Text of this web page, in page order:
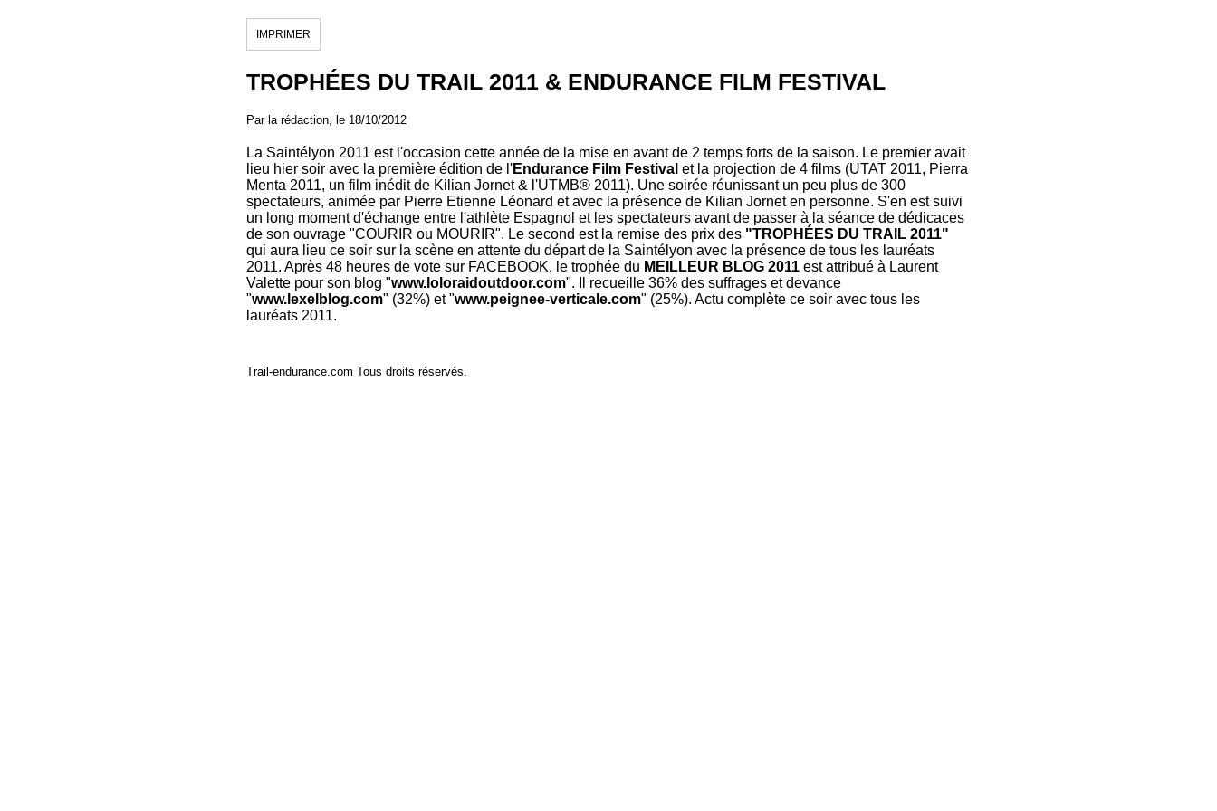
IMPRIMER
TROPHÉES DU TRAIL 2011 & ENDURANCE FILM FESTIVAL
Par la rédaction, le 18/10/2012
La Saintélyon 2011 est l'occasion cette année de la mise en avant de 2 temps forts de la saison. Le premier avait
lieu hier soir avec la première édition de l'Endurance Film Festival et la projection de 4 films (UTAT 2011, Pierra
Menta 2011, un film inédit de Kilian Jornet & l'UTMB® 2011). Une soirée réunissant un peu plus de 300
spectateurs, animée par Pierre Etienne Léonard et avec la présence de Kilian Jornet en personne. S'en est suivi
un long moment d'échange entre l'athlète Espagnol et les spectateurs avant de passer à la séance de dédicaces
de son ouvrage "COURIR ou MOURIR". Le second est la remise des prix des "TROPHÉES DU TRAIL 2011"
qui aura lieu ce soir sur la scène en attente du départ de la Saintélyon avec la présence de tous les lauréats
2011. Après 48 heures de vote sur FACEBOOK, le trophée du MEILLEUR BLOG 2011 est attribué à Laurent
Valette pour son blog "www.loloraidoutdoor.com". Il recueille 36% des suffrages et devance
"www.lexelblog.com" (32%) et "www.peignee-verticale.com" (25%). Actu complète ce soir avec tous les
lauréats 2011.
Trail-endurance.com Tous droits réservés.